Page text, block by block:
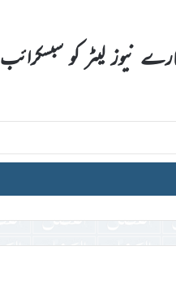
نیوز لیٹر کو سبسکرائب